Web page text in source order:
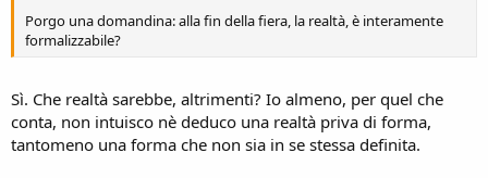
Porgo una domandina: alla fin della fiera, la realtà, è interamente
formalizzabile?
Sì. Che realtà sarebbe, altrimenti? Io almeno, per quel che
conta, non intuisco nè deduco una realtà priva di forma,
tantomeno una forma che non sia in se stessa definita.